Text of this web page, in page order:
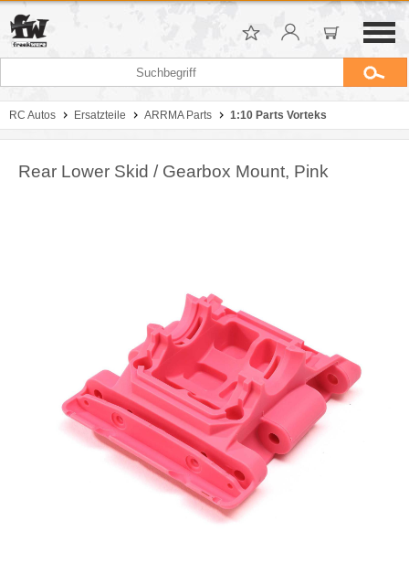
RC Autos Ersatzteile ARRMA Parts 1:10 Parts Vorteks
Rear Lower Skid / Gearbox Mount, Pink